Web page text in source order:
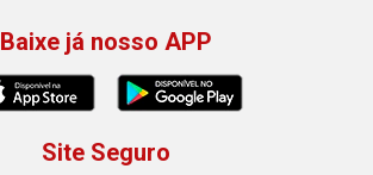
Baixe já nosso APP
Site Seguro